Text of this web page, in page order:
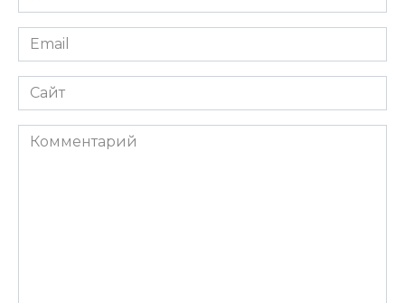
*
Email
*
Сайт
Комментарий